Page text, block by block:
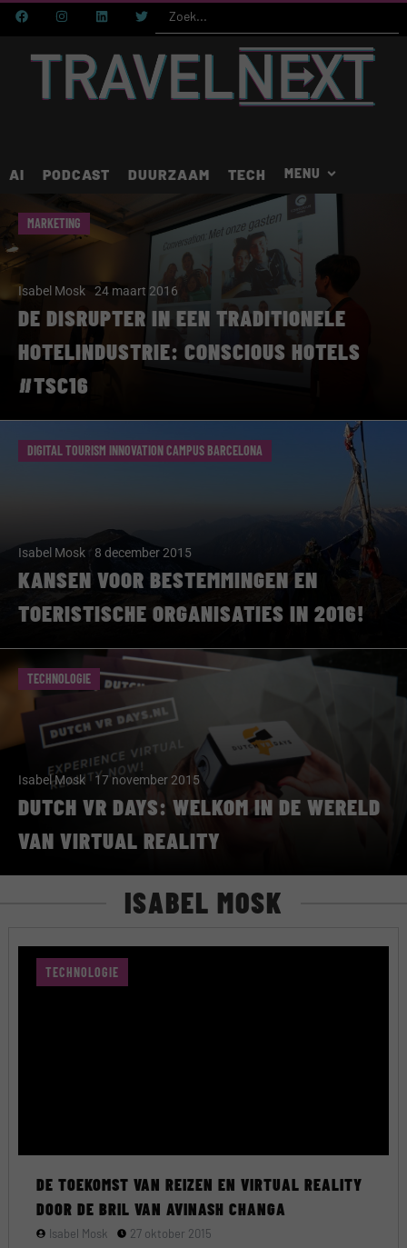
AI PODCAST DUURZAAM TECH
MARKETING
Isabel Mosk 24 maart 2016
DE DISRUPTER IN EEN TRADITIONELE
HOTELINDUSTRIE: CONSCIOUS HOTELS
#TSC16
DIGITAL TOURISM INNOVATION CAMPUS BARCELONA
Isabel Mosk 8 december 2015
KANSEN VOOR BESTEMMINGEN EN
TOERISTISCHE ORGANISATIES IN 2016!
TECHNOLOGIE
Isabel Mosk 17 november 2015
DUTCH VR DAYS: WELKOM IN DE WERELD
VAN VIRTUAL REALITY
ISABEL MOSK
TECHNOLOGIE
DE TOEKOMST VAN REIZEN EN VIRTUAL REALITY
DOOR DE BRIL VAN AVINASH CHANGA
Isabel Mosk 27 oktober 2015